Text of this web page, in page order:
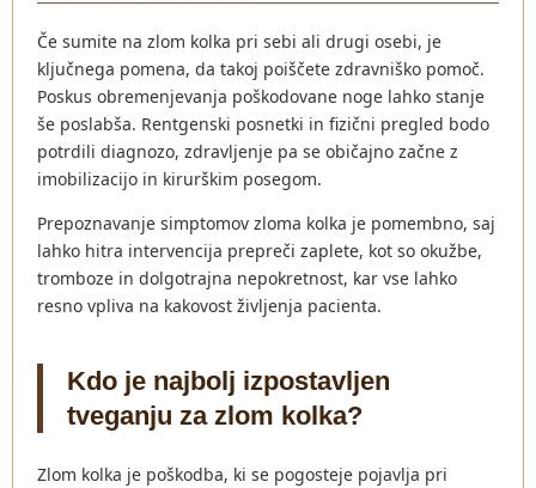
Če sumite na zlom kolka pri sebi ali drugi osebi, je
ključnega pomena, da takoj poiščete zdravniško pomoč.
Poskus obremenjevanja poškodovane noge lahko stanje
še poslabša. Rentgenski posnetki in fizični pregled bodo
potrdili diagnozo, zdravljenje pa se običajno začne z
imobilizacijo in kirurškim posegom.
Prepoznavanje simptomov zloma kolka je pomembno, saj
lahko hitra intervencija prepreči zaplete, kot so okužbe,
tromboze in dolgotrajna nepokretnost, kar vse lahko
resno vpliva na kakovost življenja pacienta.
Kdo je najbolj izpostavljen
tveganju za zlom kolka?
Zlom kolka je poškodba, ki se pogosteje pojavlja pri